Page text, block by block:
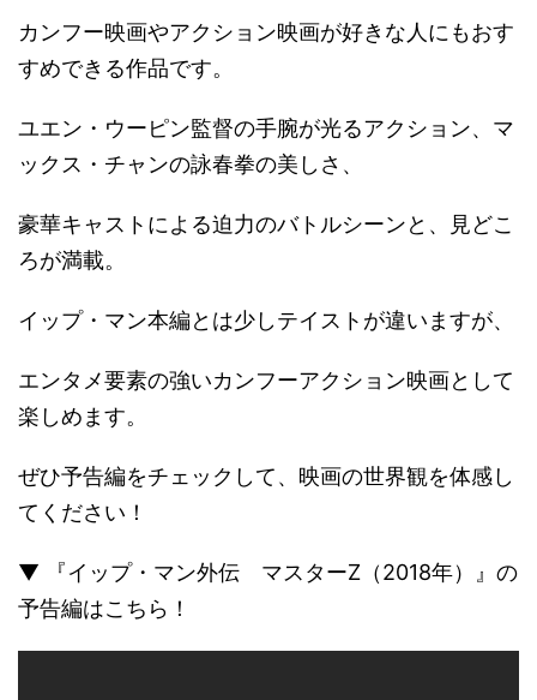
カンフー映画やアクション映画が好きな人にもおす
すめできる作品です。
ユエン・ウーピン監督の手腕が光るアクション、マ
ックス・チャンの詠春拳の美しさ、
豪華キャストによる迫力のバトルシーンと、見どこ
ろが満載。
イップ・マン本編とは少しテイストが違いますが、
エンタメ要素の強いカンフーアクション映画として
楽しめます。
ぜひ予告編をチェックして、映画の世界観を体感し
てください！
▼ 『イップ・マン外伝 マスターZ（2018年）』の
予告編はこちら！